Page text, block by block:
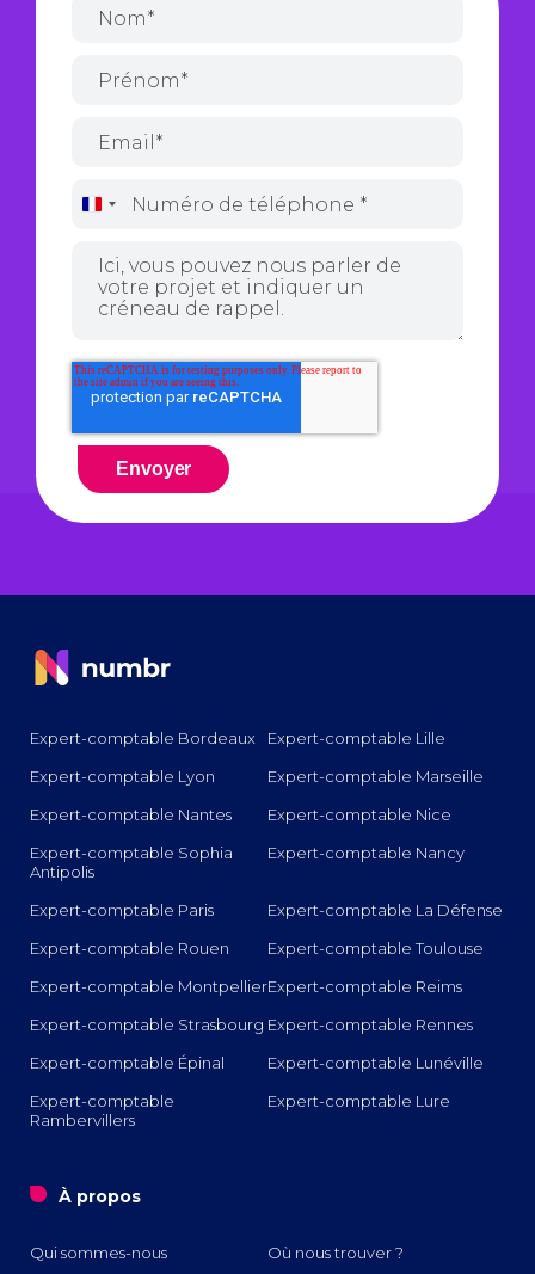
France
Expert-comptable Bordeaux
Expert-comptable Lille
Expert-comptable Lyon
Expert-comptable Marseille
Expert-comptable Nantes
Expert-comptable Nice
Expert-comptable Sophia
Antipolis
Expert-comptable Nancy
Expert-comptable Paris
Expert-comptable La Défense
Expert-comptable Rouen
Expert-comptable Toulouse
Expert-comptable MontpellierExpert-comptable Reims
Expert-comptable Strasbourg Expert-comptable Rennes
Expert-comptable Épinal
Expert-comptable Lunéville
Expert-comptable
Rambervillers
Expert-comptable Lure
o À propos
Qui sommes-nous
Où nous trouver ?